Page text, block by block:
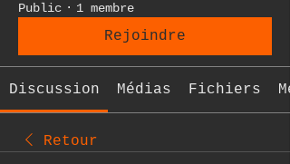
Public · 1 membre
Rejoindre
Discussion Médias Fichiers
Retour